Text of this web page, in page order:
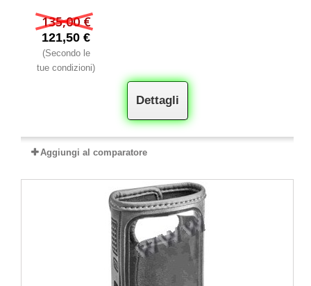
135,00 €
121,50 €
(Secondo le
tue condizioni)
Dettagli
Aggiungi al comparatore